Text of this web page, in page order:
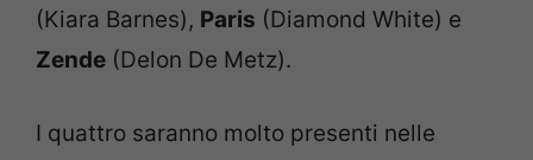
(Kiara Barnes), Paris (Diamond White) e
Zende (Delon De Metz).
I quattro saranno molto presenti nelle